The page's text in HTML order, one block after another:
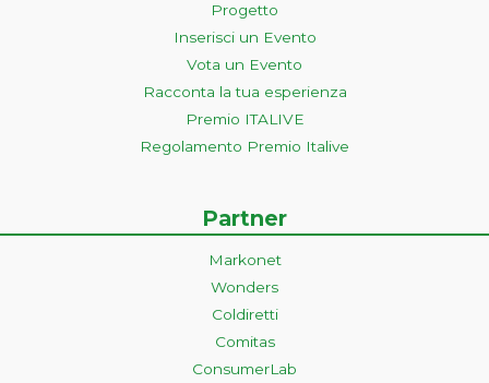
Progetto
Inserisci un Evento
Vota un Evento
Racconta la tua esperienza
Premio ITALIVE
Regolamento Premio Italive
Partner
Markonet
Wonders
Coldiretti
Comitas
ConsumerLab